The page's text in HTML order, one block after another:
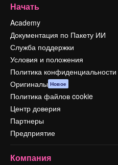
Начать
Academy
Документация по Пакету ИИ
Служба поддержки
Условия и положения
Политика конфиденциальности
Оригиналы Новое
Политика файлов cookie
Центр доверия
Партнеры
Предприятие
Компания